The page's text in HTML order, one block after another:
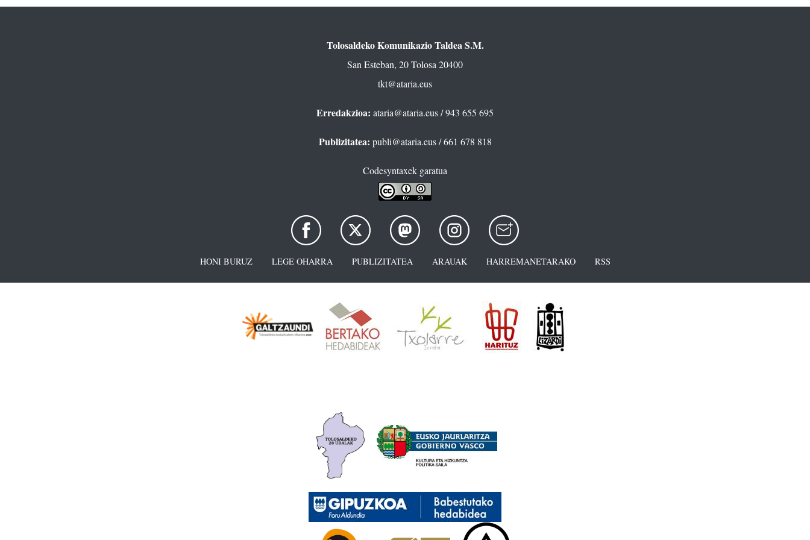
Tolosaldeko Komunikazio Taldea S.M.
San Esteban, 20 Tolosa 20400
tkt@ataria.eus
Erredakzioa: ataria@ataria.eus/ 943 655 695
Publizitatea: publi@ataria.eus/ 661 678 818
Codesyntaxek garatua
HONI BURUZ LEGE OHARRA PUBLIZITATEA ARAUAK HARREMANETARAKO RSS